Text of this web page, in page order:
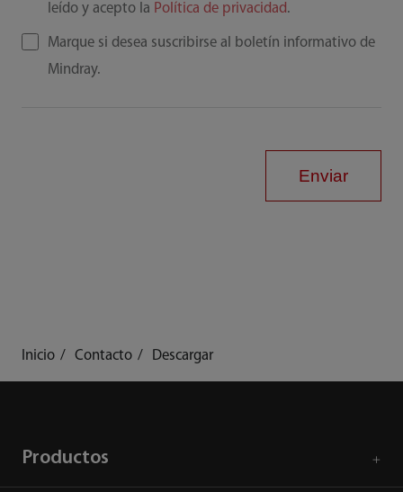
leído y acepto la Política de privacidad.
Marque si desea suscribirse al boletín informativo de
Mindray.
Enviar
Inicio Contacto Descargar
Productos